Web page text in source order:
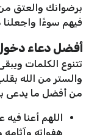
برضوانك والعتق من
فيهم سوءًا
أفضل دعاء
تتنوع الكلمات
والستر من الله
من أفضل ما يدعى
اللهم أعنا
هفواته وآثامه